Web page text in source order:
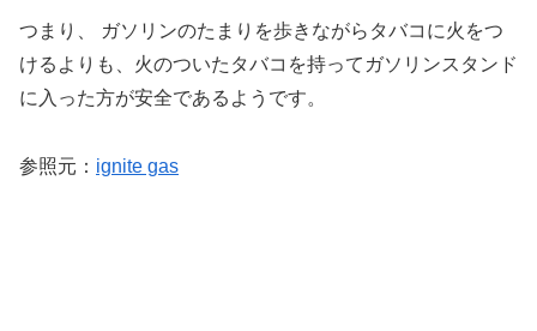
つまり、 ガソリンのたまりを歩きながらタバコに火をつ
けるよりも、火のついたタバコを持ってガソリンスタンド
に入った方が安全であるようです。
参照元： ignite gas